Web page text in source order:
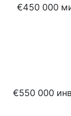
€450 000
€550 000